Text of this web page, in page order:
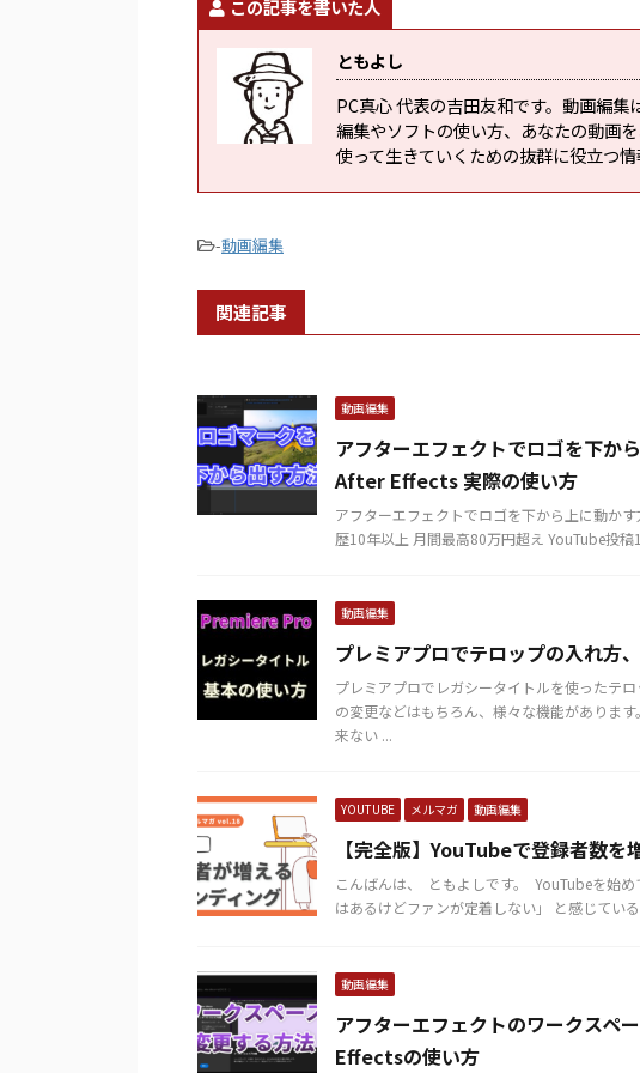
この記事を書いた人
ともよし
PC真心 代表の吉田友和です。動画編
編集やソフトの使い方、あなたの動画
使って生きていくための抜群に役立つ情
-動画編集
関連記事
動画編集
アフターエフェクトでロゴを下か
After Effects 実際の使い方
アフターエフェクトでロゴを下から上に動か
歴10年以上 月間最高80万円超え YouTube投
動画編集
プレミアプロでテロップの入れ方
プレミアプロでレガシータイトルを使ったテ
の変更などはもちろん、様々な機能がありま
来ない ...
YOUTUBE メルマガ 動画編集
【完全版】YouTubeで登録者数
こんばんは、 ​ ともよしです。 ​ YouTubeを始
はあるけどファンが定着しない」 と感じてい
動画編集
アフターエフェクトのワークスペ
Effectsの使い方